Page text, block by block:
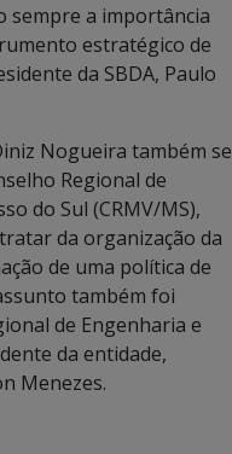
sempre a importância
estratégico de
da SBDA, Paulo
Nogueira também se
Regional de
do Sul (CRMV/MS),
da organização da
de uma política de
também foi
de Engenharia e
da entidade,
Menezes.